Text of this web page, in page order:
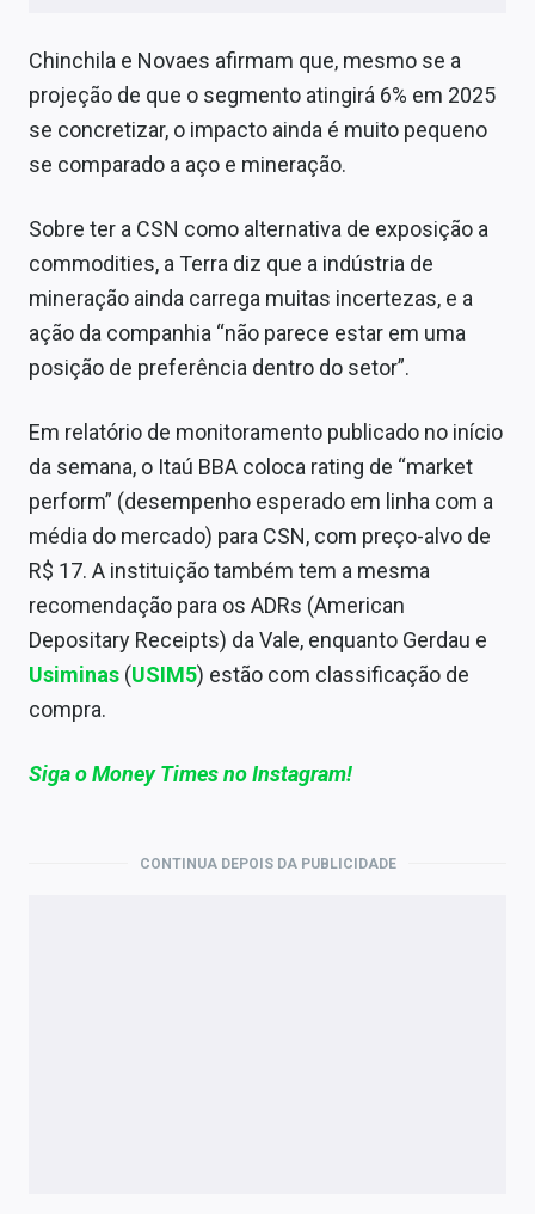
Chinchila e Novaes afirmam que, mesmo se a
projeção de que o segmento atingirá 6% em 2025
se concretizar, o impacto ainda é muito pequeno
se comparado a aço e mineração.
Sobre ter a CSN como alternativa de exposição a
commodities, a Terra diz que a indústria de
mineração ainda carrega muitas incertezas, e a
ação da companhia “não parece estar em uma
posição de preferência dentro do setor”.
Em relatório de monitoramento publicado no início
da semana, o Itaú BBA coloca rating de “market
perform” (desempenho esperado em linha com a
média do mercado) para CSN, com preço-alvo de
R$ 17. A instituição também tem a mesma
recomendação para os ADRs (American
Depositary Receipts) da Vale, enquanto Gerdau e
Usiminas (USIM5) estão com classificação de
compra.
Siga o Money Times no Instagram!
CONTINUA DEPOIS DA PUBLICIDADE